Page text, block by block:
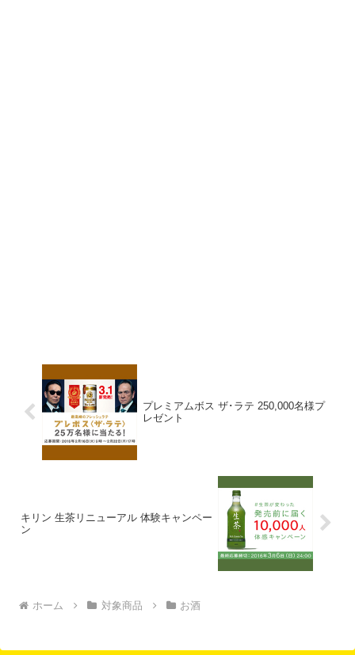
プレミアムボス ザ･ラテ 250,000名様プ
レゼント
キリン 生茶リニューアル 体験キャンペー
ン
ホーム 対象商品 お酒